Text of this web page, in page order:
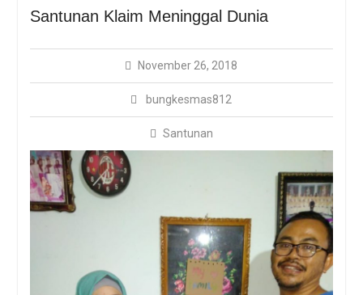
Kesehatan Covid-19
BUNGKESMAS, DARI UIN
Memetik Buah Manis Jadi
Santunan Klaim Meninggal Dunia
November 26, 2018
bungkesmas812
Santunan